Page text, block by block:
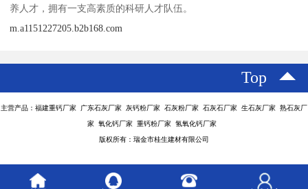
养人才，拥有一支高素质的科研人才队伍。
m.a1151227205.b2b168.com
Top
主营产品：福建重钙厂家 广东石灰厂家 灰钙粉厂家 石灰粉厂家 石灰石厂家 生石灰厂家 熟石灰厂
家 氧化钙厂家 重钙粉厂家 氢氧化钙厂家
版权所有：瑞金市桂生建材有限公司